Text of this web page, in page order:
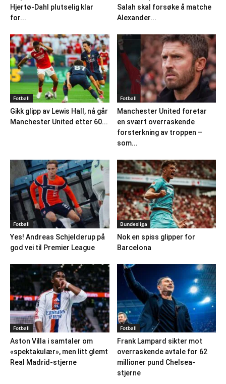
Hjertø-Dahl plutselig klar
for...
Salah skal forsøke å matche
Alexander...
Fotball
Gikk glipp av Lewis Hall, nå går
Manchester United etter 60...
Fotball
Manchester United foretar
en svært overraskende
forsterkning av troppen –
som...
Fotball
Yes! Andreas Schjelderup på
god vei til Premier League
Bundesliga
Nok en spiss glipper for
Barcelona
Fotball
Aston Villa i samtaler om
«spektakulær», men litt glemt
Real Madrid-stjerne
Fotball
Frank Lampard sikter mot
overraskende avtale for 62
millioner pund Chelsea-
stjerne